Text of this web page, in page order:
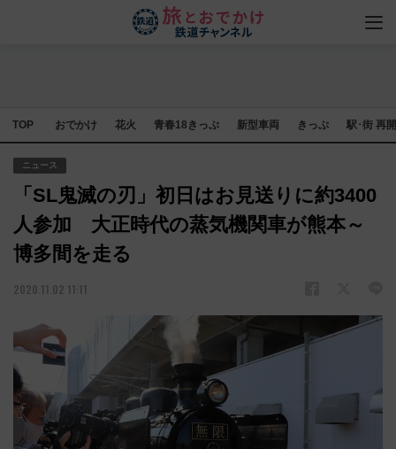
TOP おでかけ 花火 青春18きっぷ 新型車両 きっぷ 駅･街 再
ニュース
「SL鬼滅の刃」初日はお見送りに約3400
人参加 大正時代の蒸気機関車が熊本～
博多間を走る
2020.11.02 11:11